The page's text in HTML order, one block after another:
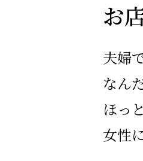
お
夫婦
なん
ほっ
女性